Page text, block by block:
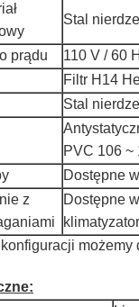
Stal
prądu
110 V / 60
Filtr H14
Stal
PVC 106 ~
Dostępne
z
Dostępne